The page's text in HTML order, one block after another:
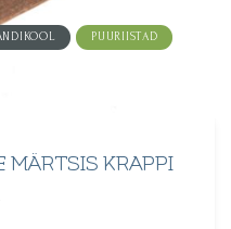
PUURIISTAD
MÄRTSIS KRAPPI